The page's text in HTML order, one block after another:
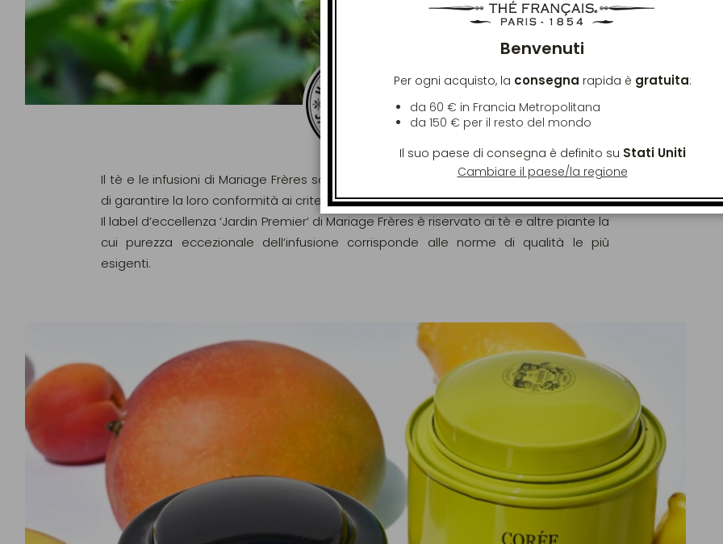
Il tè e le infusioni di Mariage Frères sono rigorosamente analizzati e controllati al fine
di garantire la loro conformità ai criteri delle norme europee (EC) N° 396/2005.
Il label d’eccellenza ‘Jardin Premier’ di Mariage Frères è riservato ai tè e altre piante la
cui purezza eccezionale dell’infusione corrisponde alle norme di qualità le più
esigenti.
Benvenuti
Per ogni acquisto, la consegna rapida è gratuita:
da 60 € in Francia Metropolitana
da 150 € per il resto del mondo
Il suo paese di consegna è definito su Stati Uniti
Cambiare il paese/la regione